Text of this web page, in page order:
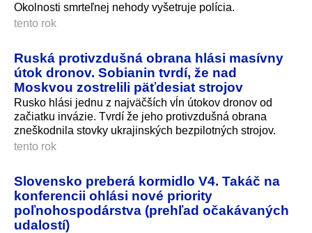
Okolnosti smrteľnej nehody vyšetruje polícia.
tento rok
Ruská protivzdušná obrana hlási masívny
útok dronov. Sobianin tvrdí, že nad
Moskvou zostrelili päťdesiat strojov
Rusko hlási jednu z najväčších vĺn útokov dronov od
začiatku invázie. Tvrdí že jeho protivzdušná obrana
zneškodnila stovky ukrajinských bezpilotných strojov.
tento rok
Slovensko preberá kormidlo V4. Takáč na
konferencii ohlási nové priority
poľnohospodárstva (prehľad očakávaných
udalostí)